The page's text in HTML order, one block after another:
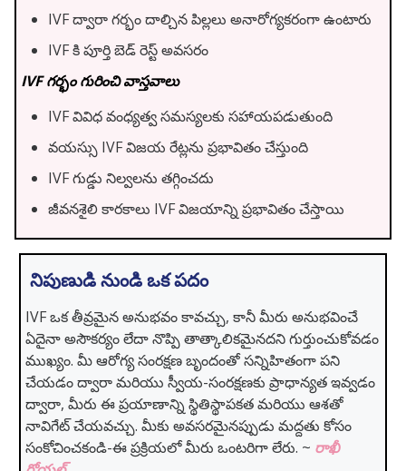
IVF ద్వారా గర్భం దాల్చిన పిల్లలు అనారోగ్యకరంగా ఉంటారు
IVF కి పూర్తి బెడ్ రెస్ట్ అవసరం
IVF గర్భం గురించి వాస్తవాలు
IVF వివిధ వంధ్యత్వ సమస్యలకు సహాయపడుతుంది
వయస్సు IVF విజయ రేట్లను ప్రభావితం చేస్తుంది
IVF గుడ్డు నిల్వలను తగ్గించదు
జీవనశైలి కారకాలు IVF విజయాన్ని ప్రభావితం చేస్తాయి
నిపుణుడి నుండి ఒక పదం
IVF ఒక తీవ్రమైన అనుభవం కావచ్చు, కానీ మీరు అనుభవించే
ఏదైనా అసౌకర్యం లేదా నొప్పి తాత్కాలికమైనదని గుర్తుంచుకోవడం
ముఖ్యం. మీ ఆరోగ్య సంరక్షణ బృందంతో సన్నిహితంగా పని
చేయడం ద్వారా మరియు స్వీయ-సంరక్షణకు ప్రాధాన్యత ఇవ్వడం
ద్వారా, మీరు ఈ ప్రయాణాన్ని స్థితిస్థాపకత మరియు ఆశతో
నావిగేట్ చేయవచ్చు. మీకు అవసరమైనప్పుడు మద్దతు కోసం
సంకోచించకండి-ఈ ప్రక్రియలో మీరు ఒంటరిగా లేరు. ~ రాఖీ